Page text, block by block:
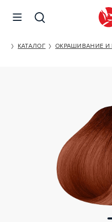
КАТАЛОГ ОКРАШИВАНИЕ И
KAPOUS PROFESSIONAL